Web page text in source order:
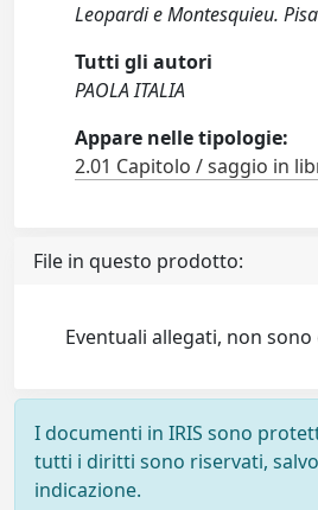
Leopardi e Montesquieu.
Tutti gli autori
PAOLA ITALIA
Appare nelle tipologie:
2.01 Capitolo / saggio in
File in questo prodotto:
Eventuali allegati, non sono
I documenti in IRIS sono
tutti i diritti sono riservati,
indicazione.